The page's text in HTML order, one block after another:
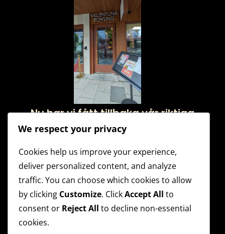
Nu har vi fått tillbaka vår riktiga
ingång!
Husligan höst 2026 – Startar 26:e
We respect your privacy
Cookies help us improve your experience,
deliver personalized content, and analyze
traffic. You can choose which cookies to allow
by clicking Customize. ClickAccept All to
consent or Reject All to decline non-essential
cookies.